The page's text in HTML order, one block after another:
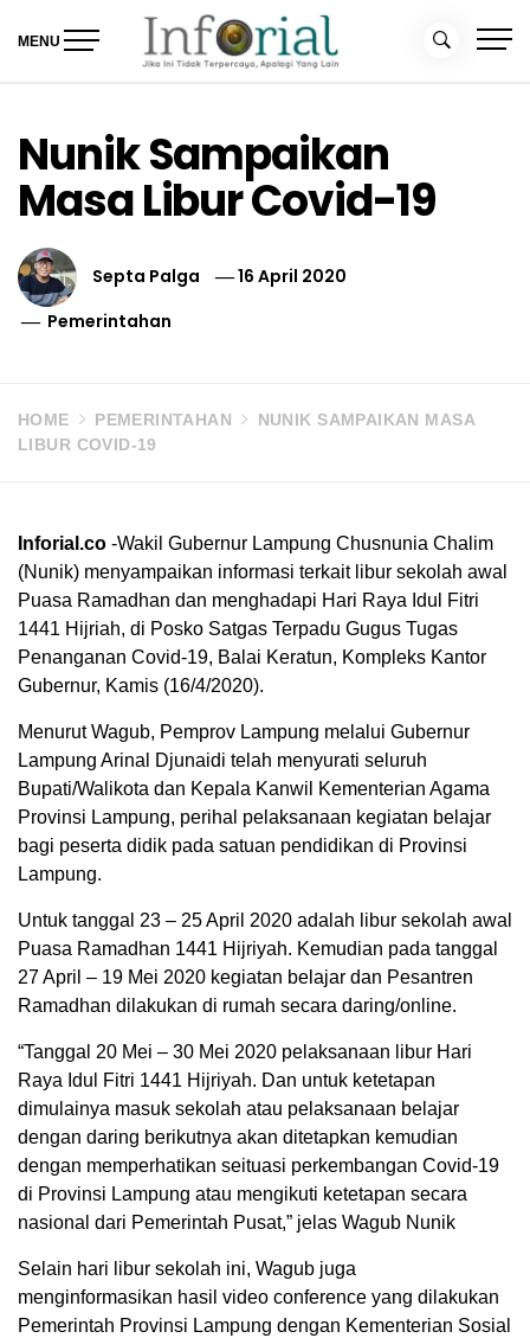
MENU
Nunik Sampaikan
Masa Libur Covid-19
Septa Palga
16 April 2020
Pemerintahan
HOME PEMERINTAHAN
NUNIK SAMPAIKAN MASA
LIBUR COVID-19
Inforial.co -Wakil Gubernur Lampung Chusnunia Chalim
(Nunik) menyampaikan informasi terkait libur sekolah awal
Puasa Ramadhan dan menghadapi Hari Raya Idul Fitri
1441 Hijriah, di Posko Satgas Terpadu Gugus Tugas
Penanganan Covid-19, Balai Keratun, Kompleks Kantor
Gubernur, Kamis (16/4/2020).
Menurut Wagub, Pemprov Lampung melalui Gubernur
Lampung Arinal Djunaidi telah menyurati seluruh
Bupati/Walikota dan Kepala Kanwil Kementerian Agama
Provinsi Lampung, perihal pelaksanaan kegiatan belajar
bagi peserta didik pada satuan pendidikan di Provinsi
Lampung.
Untuk tanggal 23 – 25 April 2020 adalah libur sekolah awal
Puasa Ramadhan 1441 Hijriyah. Kemudian pada tanggal
27 April – 19 Mei 2020 kegiatan belajar dan Pesantren
Ramadhan dilakukan di rumah secara daring/online.
“Tanggal 20 Mei – 30 Mei 2020 pelaksanaan libur Hari
Raya Idul Fitri 1441 Hijriyah. Dan untuk ketetapan
dimulainya masuk sekolah atau pelaksanaan belajar
dengan daring berikutnya akan ditetapkan kemudian
dengan memperhatikan seituasi perkembangan Covid-19
di Provinsi Lampung atau mengikuti ketetapan secara
nasional dari Pemerintah Pusat,” jelas Wagub Nunik
Selain hari libur sekolah ini, Wagub juga
menginformasikan hasil video conference yang dilakukan
Pemerintah Provinsi Lampung dengan Kementerian Sosial